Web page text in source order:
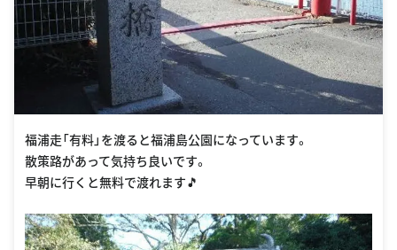
福浦走「有料」を渡ると福浦島公園になっています。
散策路があって気持ち良いです。
早朝に行くと無料で渡れます🎵